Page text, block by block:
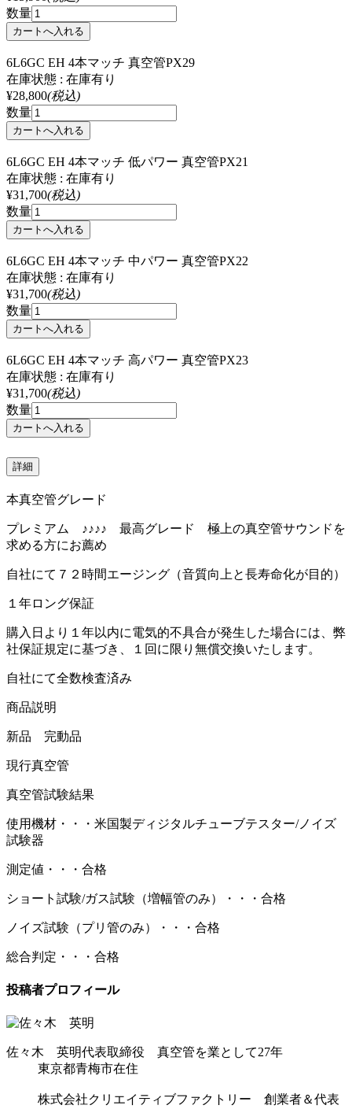
数量
6L6GC EH 4本マッチ 真空管PX29
在庫状態 : 在庫有り
¥28,800(税込)
数量
6L6GC EH 4本マッチ 低パワー 真空管PX21
在庫状態 : 在庫有り
¥31,700(税込)
数量
6L6GC EH 4本マッチ 中パワー 真空管PX22
在庫状態 : 在庫有り
¥31,700(税込)
数量
6L6GC EH 4本マッチ 高パワー 真空管PX23
在庫状態 : 在庫有り
¥31,700(税込)
数量
詳細
本真空管グレード
プレミアム ♪♪♪♪ 最高グレード 極上の真空管サウンドを
求める方にお薦め
自社にて７２時間エージング（音質向上と長寿命化が目的）
１年ロング保証
購入日より１年以内に電気的不具合が発生した場合には、弊
社保証規定に基づき、１回に限り無償交換いたします。
自社にて全数検査済み
商品説明
新品 完動品
現行真空管
真空管試験結果
使用機材・・・米国製ディジタルチューブテスター/ノイズ
試験器
測定値・・・合格
ショート試験/ガス試験（増幅管のみ）・・・合格
ノイズ試験（プリ管のみ）・・・合格
総合判定・・・合格
投稿者プロフィール
佐々木 英明代表取締役 真空管を業として27年
東京都青梅市在住
株式会社クリエイティブファクトリー 創業者＆代表